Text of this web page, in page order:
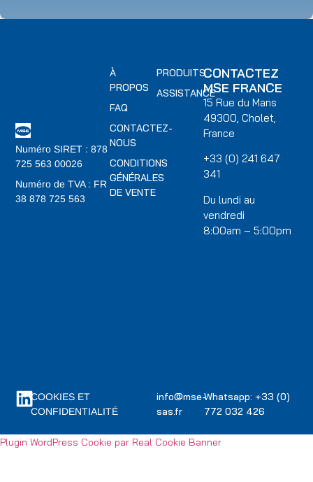
Numéro SIRET : 878
725 563 00026
Numéro de TVA : FR
38 878 725 563
PRODUITS
ASSISTANCE
À
PROPOS
FAQ
CONTACTEZ-
NOUS
CONDITIONS
GÉNÉRALES
DE VENTE
CONTACTEZ
MSE FRANCE
15 Rue du Mans
49300, Cholet,
France
+33 (0) 241 647
341
Du lundi au
vendredi
8:00am – 5:00pm
info@mse-
sas.fr
Whatsapp: +33 (0)
772 032 426
COOKIES ET
CONFIDENTIALITÉ
Plugin WordPress Cookie par Real Cookie Banner